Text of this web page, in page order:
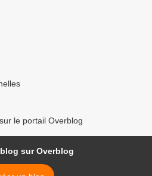
le portail Overblog
sur Overblog